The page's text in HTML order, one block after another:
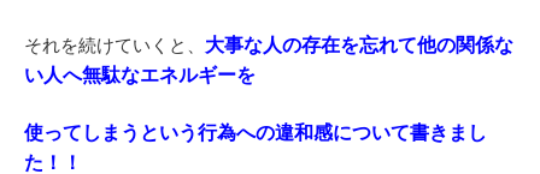
それを続けていくと、 大事な人の存在を忘れて他の関係な
い人へ無駄なエネルギーを
使ってしまうという行為への違和感について書きまし
た！！